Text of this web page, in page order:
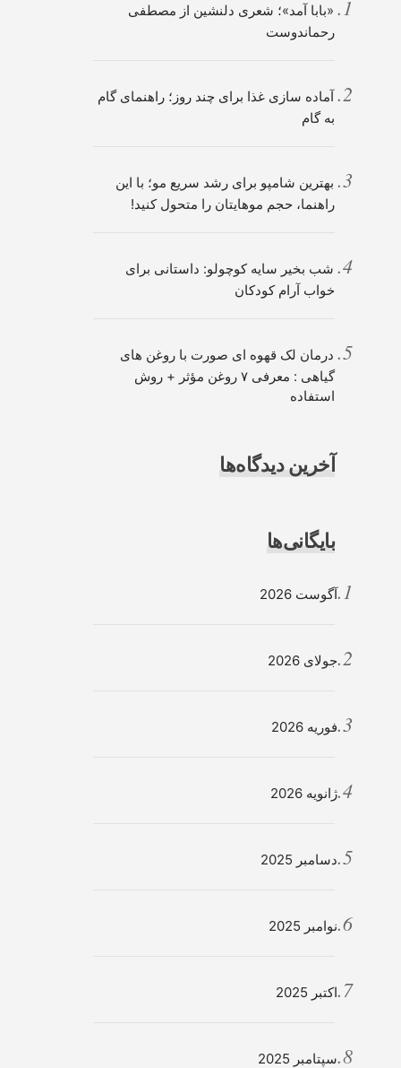
«بابا آمد»؛ شعری دلنشین از مصطفی
رحماندوست
آماده سازی غذا برای چند روز؛ راهنمای گام
به گام
بهترین شامپو برای رشد سریع مو؛ با این
راهنما، حجم موهایتان را متحول کنید!
شب بخیر سایه کوچولو: داستانی برای
خواب آرام کودکان
درمان لک قهوه ای صورت با روغن های
گیاهی : معرفی ۷ روغن مؤثر + روش
استفاده
آخرین دیدگاه‌ها
بایگانی‌ها
آگوست 2026
جولای 2026
فوریه 2026
ژانویه 2026
دسامبر 2025
نوامبر 2025
اکتبر 2025
سپتامبر 2025